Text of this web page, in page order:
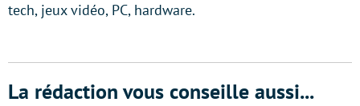
tech, jeux vidéo, PC, hardware.
La rédaction vous conseille aussi...